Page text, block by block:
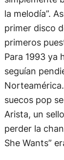
la melodía”.
primer disco
primeros
Para 1993 ya
seguían
suecos pop
Arista, un
perder la
She Wants”